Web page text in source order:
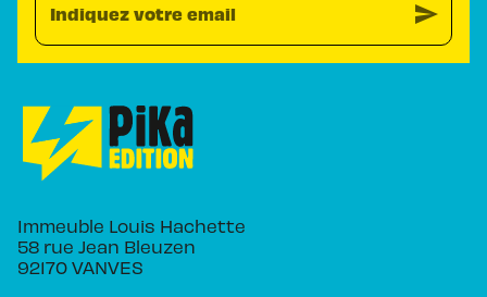
Indiquez votre email send
Immeuble Louis Hachette
58 rue Jean Bleuzen
92170 VANVES